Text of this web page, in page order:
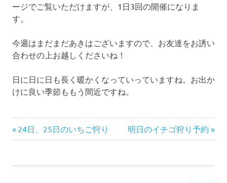
ージでご覧いただけますが、1日3回の開催になりま
す。
今週はまだまだあきはございますので、お友達をお誘い
合わせの上お越しくださいね！
日に日に日も長く暖かくなっていっていますね。お出か
けに良い季節ももう間近ですね。
投
前
の
24日、25日のいちご狩り
次
の
明日のイチゴ狩り予約